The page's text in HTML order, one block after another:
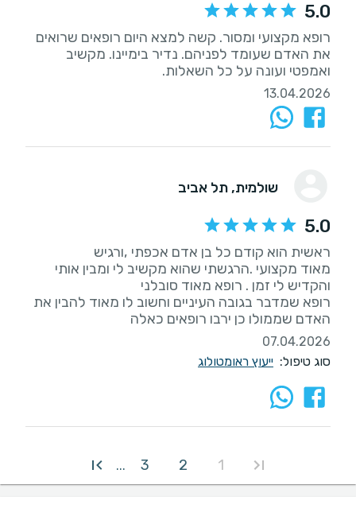
5.0
רופא מקצועי ומסור. קשה למצא היום רופאים שרואים
את האדם שעומד לפניהם. נדיר בימיינו. מקשיב
ואמפטי ועונה על כל השאלות.
13.04.2026
שולמית, תל אביב
5.0
מאוד מקצועי .הרגשתי שהוא מקשיב לי ומבין אותי
רופא שמדבר בגובה העיניים וחשוב לו מאוד להבין את
האדם שממולו כן ירבו רופאים כאלה
07.04.2026
סוג טיפול: ייעוץ ראומטולוג
1
2
3
...